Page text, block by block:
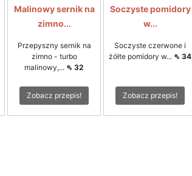
Malinowy sernik na
zimno...
Przepyszny sernik na
zimno - turbo
malinowy,... ⇖ 32
Zobacz przepis!
Soczyste pomidory
w...
Soczyste czerwone i
żółte pomidory w... ⇖ 34
Zobacz przepis!